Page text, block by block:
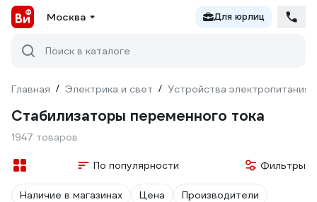
Москва Для юрлиц
Поиск в каталоге
Главная / Электрика и свет / Устройства электропитания
Стабилизаторы переменного тока
1947 товаров
По популярности Фильтры
Наличие в магазинах Цена Производители